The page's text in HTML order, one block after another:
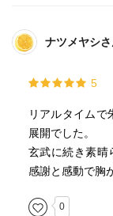
ナツメヤシ
5
リアルタイムで
展開でした。
玄武に続き素晴
感謝と感動で胸
0